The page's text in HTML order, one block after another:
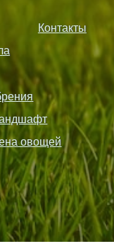
Контакты
овощей